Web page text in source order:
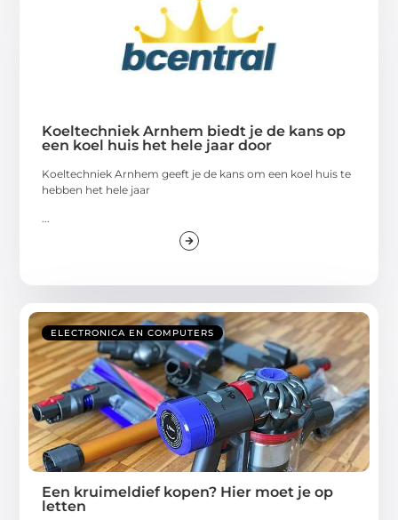
Koeltechniek Arnhem biedt je de kans op
een koel huis het hele jaar door
Koeltechniek Arnhem geeft je de kans om een koel huis te
hebben het hele jaar
...
ELECTRONICA EN COMPUTERS
Een kruimeldief kopen? Hier moet je op
letten